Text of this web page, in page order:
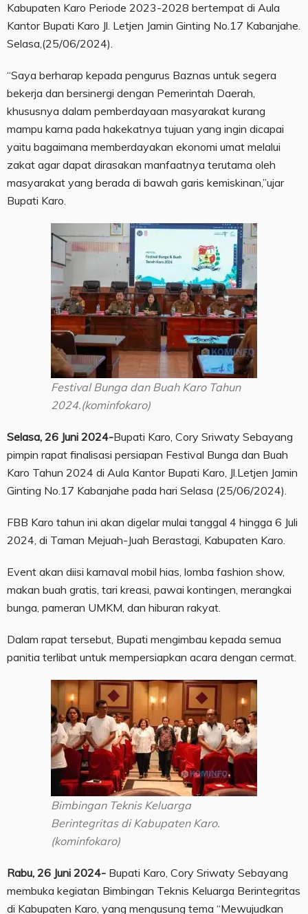
Kabupaten Karo Periode 2023-2028 bertempat di Aula
Kantor Bupati Karo Jl. Letjen Jamin Ginting No.17 Kabanjahe.
Selasa,(25/06/2024).
“Saya berharap kepada pengurus Baznas untuk segera
bekerja dan bersinergi dengan Pemerintah Daerah,
khususnya dalam pemberdayaan masyarakat kurang
mampu karna pada hakekatnya tujuan yang ingin dicapai
yaitu bagaimana memberdayakan ekonomi umat melalui
zakat agar dapat dirasakan manfaatnya terutama oleh
masyarakat yang berada di bawah garis kemiskinan,”ujar
Bupati Karo.
Festival Bunga dan Buah Karo Tahun
2024.(kominfokaro)
Selasa, 26 Juni 2024-Bupati Karo, Cory Sriwaty Sebayang
pimpin rapat finalisasi persiapan Festival Bunga dan Buah
Karo Tahun 2024 di Aula Kantor Bupati Karo, Jl.Letjen Jamin
Ginting No.17 Kabanjahe pada hari Selasa (25/06/2024).
FBB Karo tahun ini akan digelar mulai tanggal 4 hingga 6 Juli
2024, di Taman Mejuah-Juah Berastagi, Kabupaten Karo.
Event akan diisi karnaval mobil hias, lomba fashion show,
makan buah gratis, tari kreasi, pawai kontingen, merangkai
bunga, pameran UMKM, dan hiburan rakyat.
Dalam rapat tersebut, Bupati mengimbau kepada semua
panitia terlibat untuk mempersiapkan acara dengan cermat.
Bimbingan Teknis Keluarga
Berintegritas di Kabupaten Karo.
(kominfokaro)
Rabu, 26 Juni 2024- Bupati Karo, Cory Sriwaty Sebayang
membuka kegiatan Bimbingan Teknis Keluarga Berintegritas
di Kabupaten Karo, yang mengusung tema “Mewujudkan